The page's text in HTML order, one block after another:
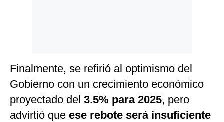
Finalmente, se refirió al optimismo del
Gobierno con un crecimiento económico
proyectado del 3.5% para 2025, pero
advirtió que ese rebote será insuficiente